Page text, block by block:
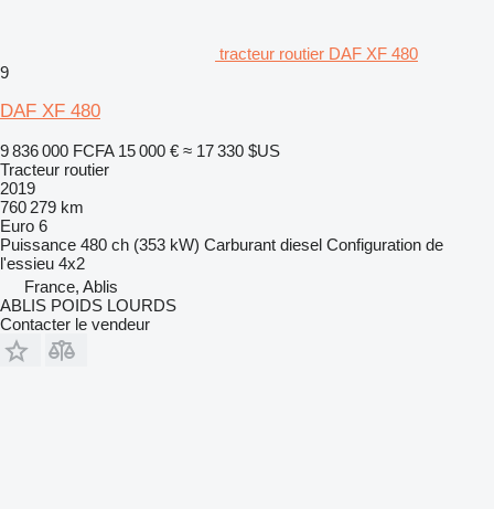
tracteur routier DAF XF 480
9
DAF XF 480
9 836 000 FCFA 15 000 € ≈ 17 330 $US
Tracteur routier
2019
760 279 km
Euro 6
Puissance 480 ch (353 kW) Carburant diesel Configuration de
l'essieu 4x2
France, Ablis
ABLIS POIDS LOURDS
Contacter le vendeur